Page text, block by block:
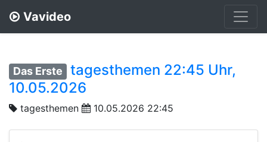
Vavideo
Das Erste
tagesthemen 22:45 Uhr,
10.05.2026
tagesthemen 10.05.2026 22:45